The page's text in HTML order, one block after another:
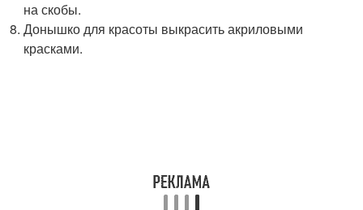
на скобы.
Донышко для красоты выкрасить акриловыми
красками.